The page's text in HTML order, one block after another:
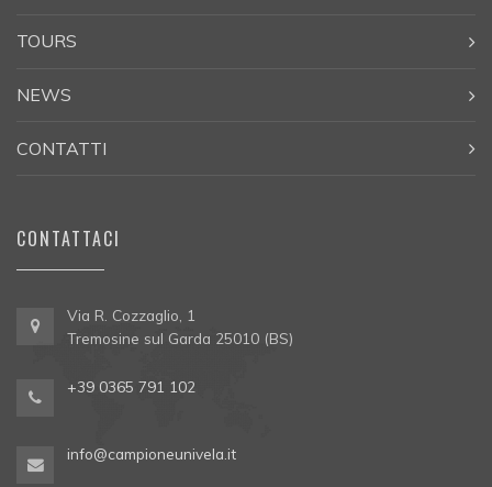
TOURS
NEWS
CONTATTI
CONTATTACI
Via R. Cozzaglio, 1
Tremosine sul Garda 25010 (BS)
+39 0365 791 102
info@campioneunivela.it